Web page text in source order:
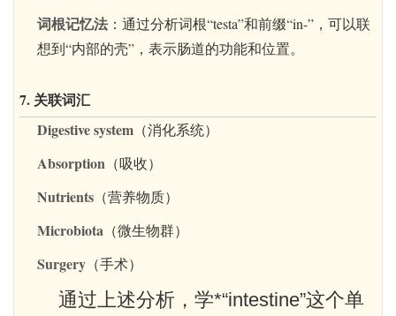
词根记忆法 ：通过分析词根“testa”和前缀“in-”，可以联
想到“内部的壳”，表示肠道的功能和位置。
7. 关联词汇
Digestive system （消化系统）
Absorption （吸收）
Nutrients （营养物质）
Microbiota （微生物群）
Surgery （手术）
通过上述分析，学*“intestine”这个单